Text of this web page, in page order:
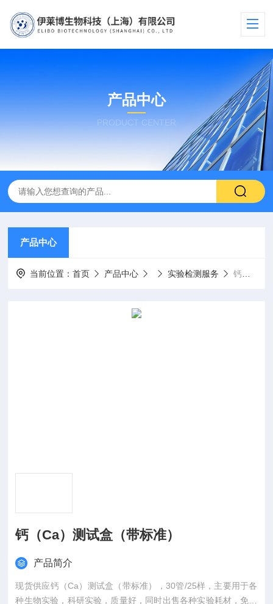
产品中心
PRODUCT CENTER
产品中心
当前位置：首页 产品中心 实验检测服务 钙（Ca）测试盒（带标准）
钙（Ca）测试盒（带标准）
产品简介
现货供应钙（Ca）测试盒（带标准），30管/25样，主要用于各
种生物实验，科研实验，质量好，同时出售各种实验耗材，免疫